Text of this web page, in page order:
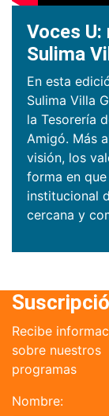
Voces
Sulima
En esta
Sulima Villa
la Tesorería
Amigó. Más
visión, los
forma en
institucional
cercana y
Recibe
sobre nuestros
programas
Nombre: